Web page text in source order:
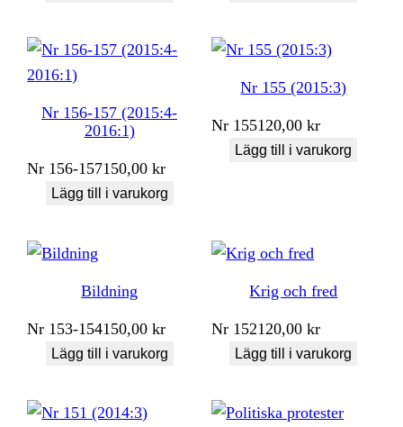
Nr 156-157 (2015:4-
2016:1)
Nr 156-157150,00kr
Lägg till i varukorg
Nr 155 (2015:3)
Nr 155120,00kr
Lägg till i varukorg
Bildning
Nr 153-154150,00kr
Lägg till i varukorg
Krig och fred
Nr 152120,00kr
Lägg till i varukorg